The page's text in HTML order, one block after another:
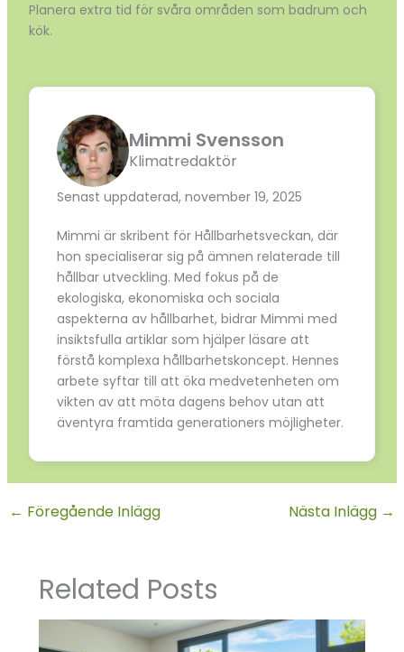
Planera extra tid för svåra områden som badrum och
kök.
Mimmi Svensson
Klimatredaktör
Senast uppdaterad, november 19, 2025
Mimmi är skribent för Hållbarhetsveckan, där
hon specialiserar sig på ämnen relaterade till
hållbar utveckling. Med fokus på de
ekologiska, ekonomiska och sociala
aspekterna av hållbarhet, bidrar Mimmi med
insiktsfulla artiklar som hjälper läsare att
förstå komplexa hållbarhetskoncept. Hennes
arbete syftar till att öka medvetenheten om
vikten av att möta dagens behov utan att
äventyra framtida generationers möjligheter.
← Föregående Inlägg Nästa Inlägg →
Related Posts